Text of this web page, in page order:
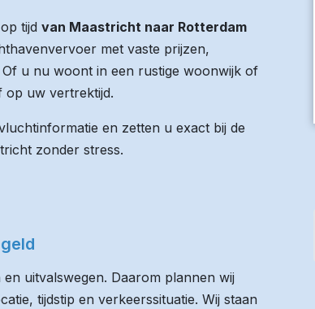
tijd van Maastricht naar Rotterdam
met vaste prijzen,
u nu woont in een rustige woonwijk of
op uw vertrektijd.
en zetten u exact bij de
zonder stress.
uitvalswegen. Daarom plannen wij
tijdstip en verkeerssituatie. Wij staan